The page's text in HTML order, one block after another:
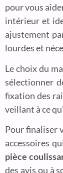
pour vous
intérieur et
ajustement
lourdes et
Le choix du
sélectionner
fixation des
veillant à ce
Pour finaliser
accessoires
pièce
des avis ou à